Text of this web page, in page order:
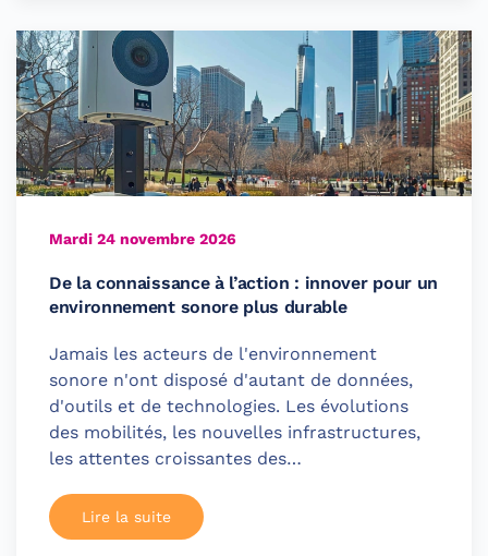
Mardi 24 novembre 2026
De la connaissance à l’action : innover pour un
environnement sonore plus durable
Jamais les acteurs de l'environnement
sonore n'ont disposé d'autant de données,
d'outils et de technologies. Les évolutions
des mobilités, les nouvelles infrastructures,
les attentes croissantes des…
Lire la suite